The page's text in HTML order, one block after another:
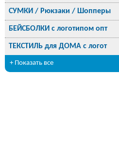
СУМКИ / Рюкзаки / Шопперы
БЕЙСБОЛКИ с логотипом опт
ТЕКСТИЛЬ для ДОМА с логот
+ Показать все